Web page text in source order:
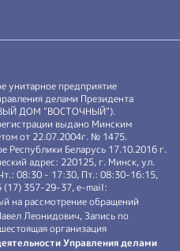
унитарное предприятие
делами Президента
ДОМ "ВОСТОЧНЫЙ").
выдано Минским
от 22.07.2004г. № 1475.
Республики Беларусь 17.10.2016 г.
адрес: 220125, г. Минск, ул.
08:30 - 17:30, Пт.: 08:30-16:15,
(17) 357-29-37, e-mail:
на рассмотрение обращений
Леонидович, Запись по
организация
Управления делами